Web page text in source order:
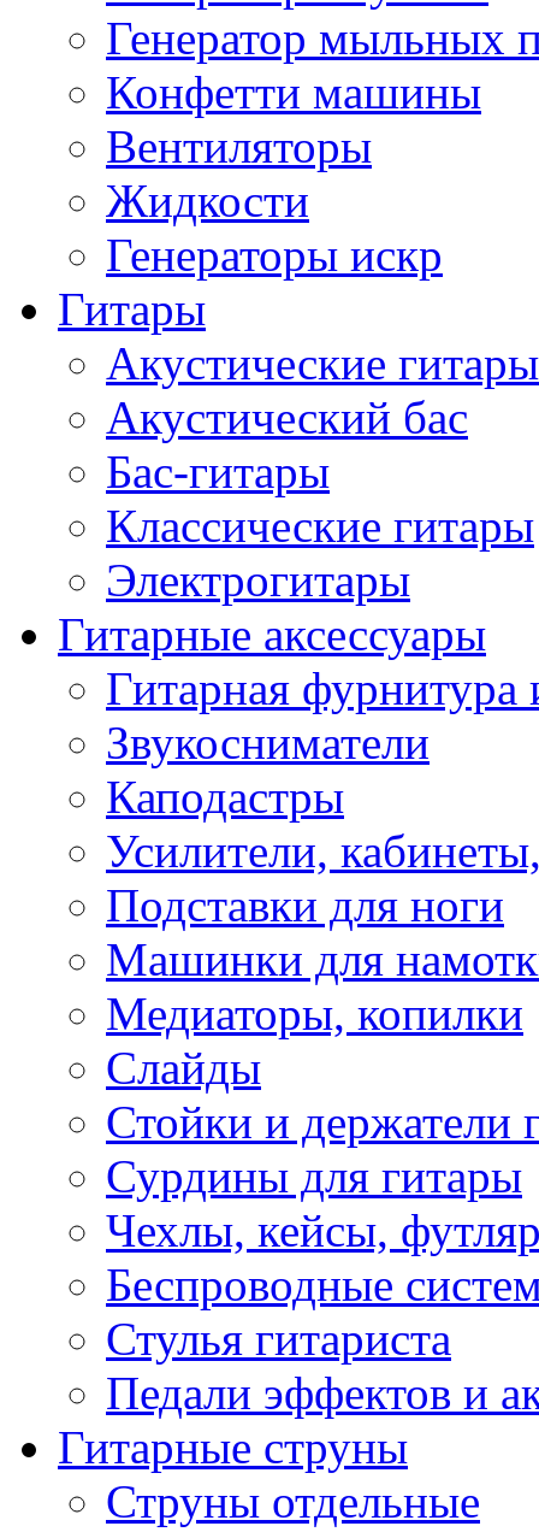
Генератор мыльных
Конфетти машины
Вентиляторы
Жидкости
Генераторы искр
Гитары
Акустические гитары
Акустический бас
Бас-гитары
Классические гитары
Электрогитары
Гитарные аксессуары
Гитарная фурнитура
Звукосниматели
Каподастры
Усилители,
Подставки для ноги
Машинки для
Медиаторы, копилки
Слайды
Стойки и держатели
Сурдины для гитары
Чехлы, кейсы,
Беспроводные
Стулья гитариста
Педали эффектов и
Гитарные струны
Струны отдельные